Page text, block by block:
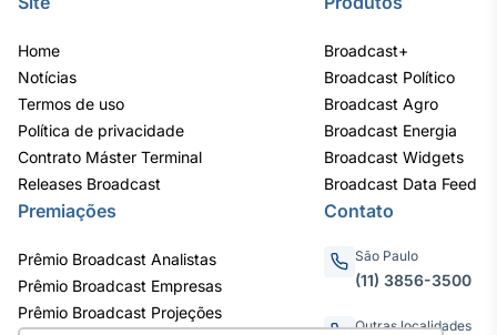
Home
Notícias
Termos de uso
Política de privacidade
Contrato Máster Terminal
Releases Broadcast
Broadcast+
Broadcast Político
Broadcast Agro
Broadcast Energia
Broadcast Widgets
Broadcast Data Feed
Premiações
Prêmio Broadcast Analistas
Prêmio Broadcast Empresas
Prêmio Broadcast Projeções
Contato
São Paulo
(11) 3856-3500
Outras localidades